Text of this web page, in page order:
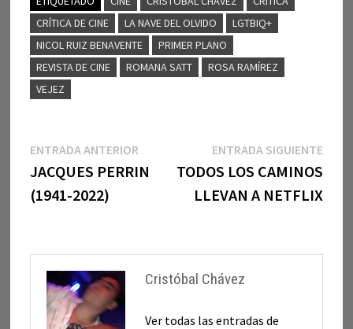
CRÍTICA DE CINE
LA NAVE DEL OLVIDO
LGTBIQ+
NICOL RUIZ BENAVENTE
PRIMER PLANO
REVISTA DE CINE
ROMANA SATT
ROSA RAMÍREZ
VEJEZ
Navegación
de
entradas
ENTRADA ANTERIOREntrada
anterior:
JACQUES PERRIN
(1941-2022)
ENTRADA SIGUIENTE
TODOS LOS CAMINOS
LLEVAN A NETFLIX
Cristóbal Chávez
Ver todas las entradas de